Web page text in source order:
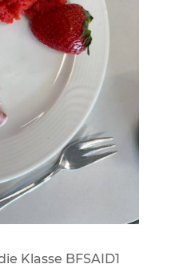
Klasse BFSAID1